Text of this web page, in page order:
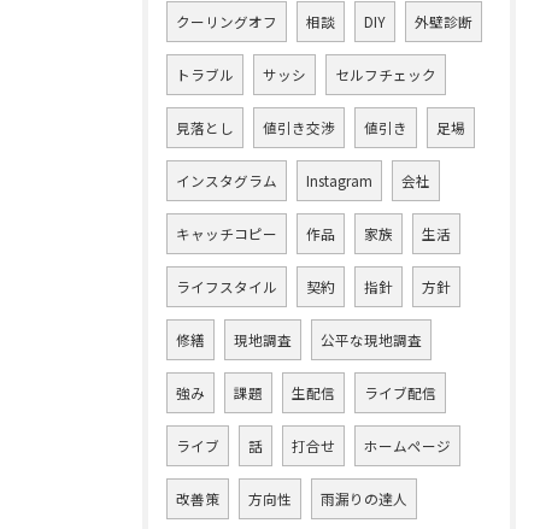
クーリングオフ 相談 DIY 外壁診断
トラブル サッシ セルフチェック
見落とし 値引き交渉 値引き 足場
インスタグラム Instagram 会社
キャッチコピー 作品 家族 生活
ライフスタイル 契約 指針 方針
修繕 現地調査 公平な現地調査
強み 課題 生配信 ライブ配信
ライブ 話 打合せ ホームページ
改善策 方向性 雨漏りの達人